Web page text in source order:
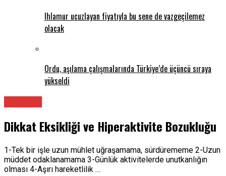
Ihlamur ucuzlayan fiyatıyla bu sene de vazgeçilemez
olacak
Ordu, aşılama çalışmalarında Türkiye’de üçüncü sıraya
yükseldi
Dikkat Eksikliği ve Hiperaktivite Bozukluğu
1-Tek bir işle uzun mühlet uğraşamama, sürdürememe 2-Uzun
müddet odaklanamama 3-Günlük aktivitelerde unutkanlığın
olması 4-Aşırı hareketlilik …